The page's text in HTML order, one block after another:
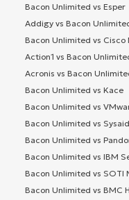
Bacon Unlimited vs Esper
Addigy vs Bacon
Bacon Unlimited vs Cisco
Action1 vs Bacon
Acronis vs Bacon
Bacon Unlimited vs Kace
Bacon Unlimited vs
Bacon Unlimited vs Sysaid
Bacon Unlimited vs
Bacon Unlimited vs IBM
Bacon Unlimited vs SOTI
Bacon Unlimited vs BMC